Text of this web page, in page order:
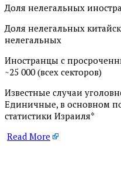
Доля нелегальных
Доля нелегальных
нелегальных
Иностранцы с
~25 000 (всех секторов)
Известные случаи
Единичные, в основном
статистики Израиля*
Read More